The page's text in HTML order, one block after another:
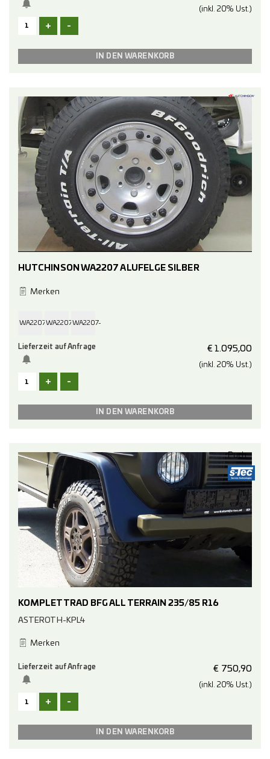
(inkl. 20% Ust.)
+ -
HUTCHINSON WA2207 ALUFELGE SILBER
Merken
WA2207-
47-
WA2207-
47-
WA2207-
47- € 1.095,00
(inkl. 20% Ust.)
Lieferzeit auf Anfrage
+ -
KOMPLETTRAD BFG ALL TERRAIN 235/85 R16
Puch
ASTEROTH-KPL4
Merken
€ 750,90
(inkl. 20% Ust.)
Lieferzeit auf Anfrage
+ -